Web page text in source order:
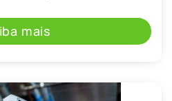
mais